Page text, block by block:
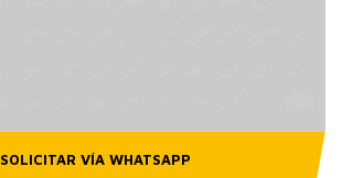
SOLICITAR VÍA WHATSAPP